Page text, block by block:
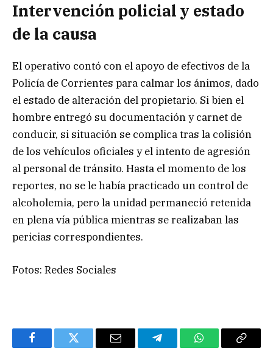
Intervención policial y estado
de la causa
El operativo contó con el apoyo de efectivos de la
Policía de Corrientes para calmar los ánimos, dado
el estado de alteración del propietario. Si bien el
hombre entregó su documentación y carnet de
conducir, si situación se complica tras la colisión
de los vehículos oficiales y el intento de agresión
al personal de tránsito. Hasta el momento de los
reportes, no se le había practicado un control de
alcoholemia, pero la unidad permaneció retenida
en plena vía pública mientras se realizaban las
pericias correspondientes.
Fotos: Redes Sociales
FacebookTwitter Email TelegramWhatsAppCopy